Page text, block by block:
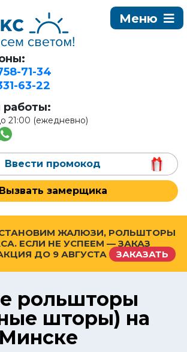
71-34
63-22
21:00 (ежедневно)
Ввести промокод
Вызвать замерщика
ЖАЛЮЗИ, РОЛЬШТОРЫ
ЕСЛИ НЕ УСПЕЕМ — ЗАКАЗ
ДО 9 АВГУСТА ЗАКАЗАТЬ
рольшторы
шторы) на